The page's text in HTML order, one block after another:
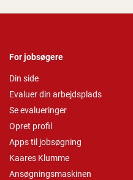
For jobsøgere
Din side
Evaluer din arbejdsplads
Se evalueringer
Opret profil
Apps til jobsøgning
Kaares Klumme
Ansøgningsmaskinen